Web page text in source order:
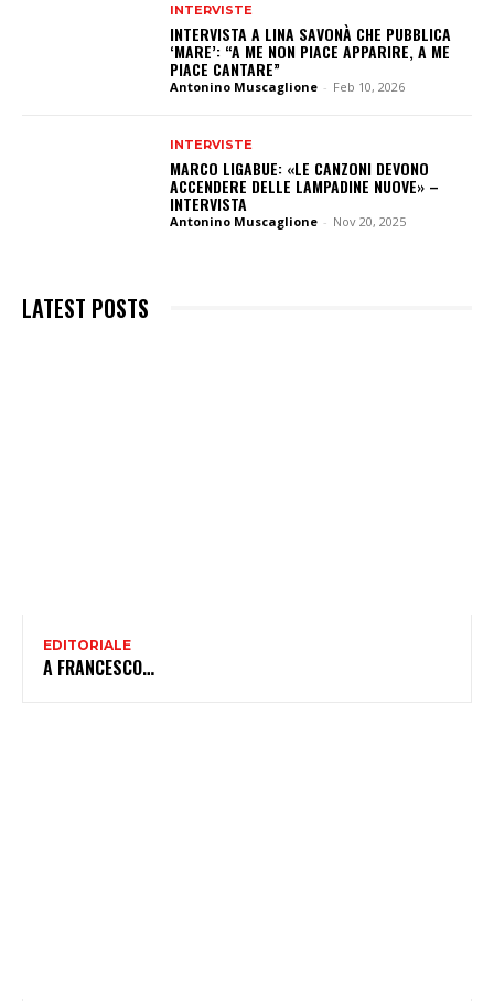
INTERVISTE
INTERVISTA A LINA SAVONÀ CHE PUBBLICA
‘MARE’: “A ME NON PIACE APPARIRE, A ME
PIACE CANTARE”
Antonino Muscaglione - Feb 10, 2026
INTERVISTE
MARCO LIGABUE: «LE CANZONI DEVONO
ACCENDERE DELLE LAMPADINE NUOVE» –
INTERVISTA
Antonino Muscaglione - Nov 20, 2025
LATEST POSTS
EDITORIALE
A FRANCESCO…